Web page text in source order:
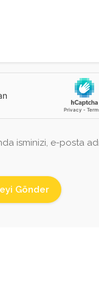
isminizi, e-posta